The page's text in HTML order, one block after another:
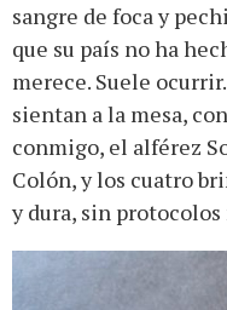
sangre de foca y
que su país no ha
merece. Suele
sientan a la mesa,
conmigo, el alférez
Colón, y los cuatro
y dura, sin